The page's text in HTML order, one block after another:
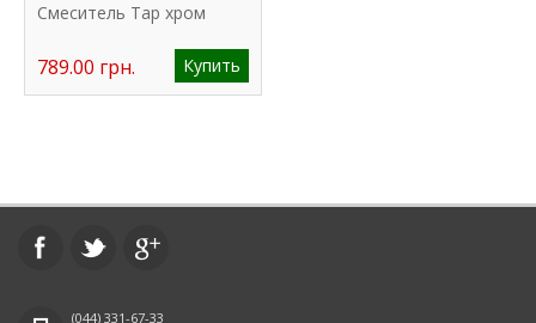
Смеситель Tap хром
789.00 грн. Купить
(044) 331-67-33